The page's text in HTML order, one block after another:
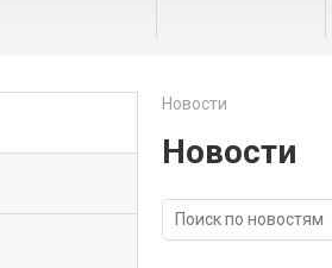
Новости
Новости